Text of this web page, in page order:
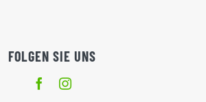
FOLGEN SIE UNS